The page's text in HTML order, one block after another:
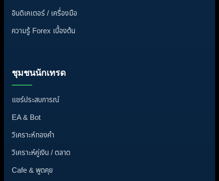
อินดิเคเตอร์ / เครื่องมือ
ความรู้ Forex เบื้องต้น
ชุมชนนักเทรด
แชร์ประสบการณ์
EA & Bot
วิเคราะห์ทองคำ
วิเคราะห์คู่เงิน / ตลาด
Cafe & พูดคุย